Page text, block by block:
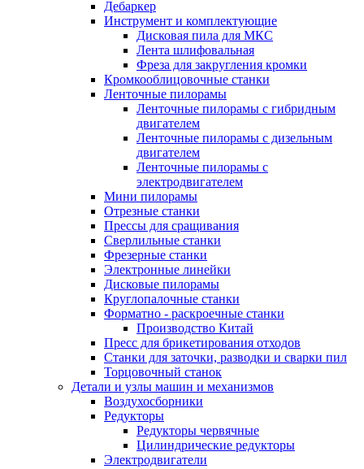
Дебаркер
Инструмент и комплектующие
Дисковая пила для МКС
Лента шлифовальная
Фреза для закругления кромки
Кромкооблицовочные станки
Ленточные пилорамы
Ленточные пилорамы с гибридным
двигателем
Ленточные пилорамы с дизельным
двигателем
Ленточные пилорамы с
электродвигателем
Мини пилорамы
Отрезные станки
Прессы для сращивания
Сверлильные станки
Фрезерные станки
Электронные линейки
Дисковые пилорамы
Круглопалочные станки
Форматно - раскроечные станки
Производство Китай
Пресс для брикетирования отходов
Станки для заточки, разводки и сварки пил
Торцовочный станок
Детали и узлы машин и механизмов
Воздухосборники
Редукторы
Редукторы червячные
Цилиндрические редукторы
Электродвигатели